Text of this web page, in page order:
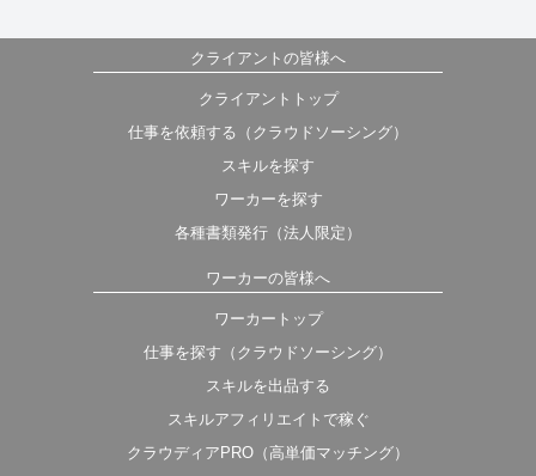
クライアントの皆様へ
クライアントトップ
仕事を依頼する（クラウドソーシング）
スキルを探す
ワーカーを探す
各種書類発行（法人限定）
ワーカーの皆様へ
ワーカートップ
仕事を探す（クラウドソーシング）
スキルを出品する
スキルアフィリエイトで稼ぐ
クラウディアPRO（高単価マッチング）